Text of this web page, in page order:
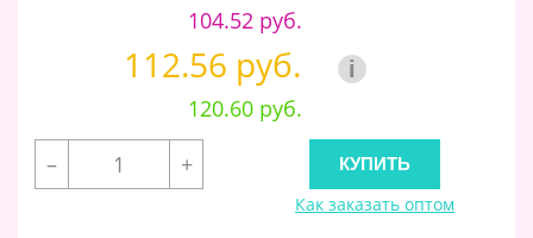
104.52 руб.
112.56 руб. i
120.60 руб.
–
+
Как заказать оптом